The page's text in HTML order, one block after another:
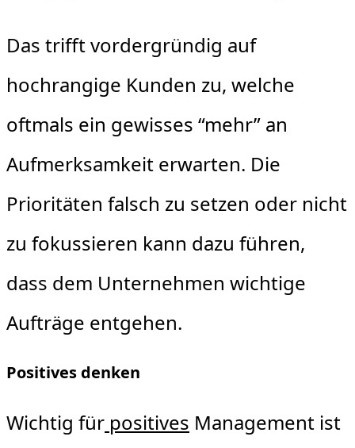
Das trifft vordergründig auf
hochrangige Kunden zu, welche
oftmals ein gewisses “mehr” an
Aufmerksamkeit erwarten. Die
Prioritäten falsch zu setzen oder nicht
zu fokussieren kann dazu führen,
dass dem Unternehmen wichtige
Aufträge entgehen.
Positives denken
Wichtig für positives Management ist